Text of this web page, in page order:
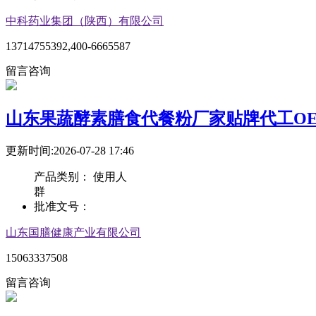
中科药业集团（陕西）有限公司
13714755392,400-6665587
留言咨询
山东果蔬酵素膳食代餐粉厂家贴牌代工
更新时间:2026-07-28 17:46
产品类别： 使用人
群
批准文号：
山东国膳健康产业有限公司
15063337508
留言咨询